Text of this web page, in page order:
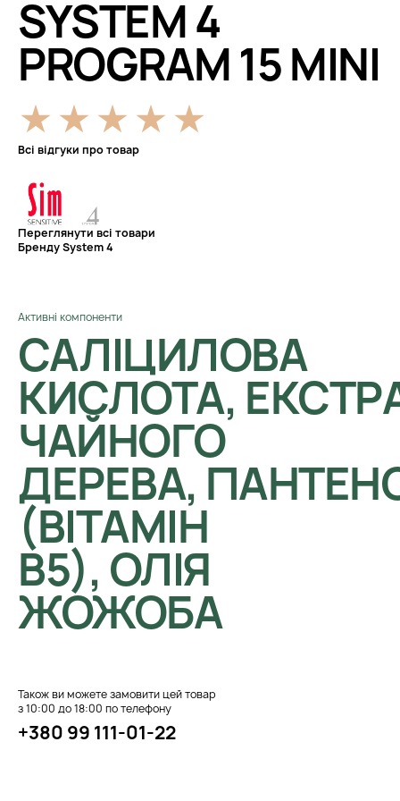
SYSTEM 4
PROGRAM 15 MINI
Всі відгуки про товар
Переглянути всі товари
Бренду System 4
Активні компоненти
САЛІЦИЛОВА
КИСЛОТА,
ЧАЙНОГО
ДЕРЕВА,
(ВІТАМІН
B5), ОЛІЯ
ЖОЖОБА
Також ви можете замовити цей товар
з 10:00 до 18:00 по телефону
+380 99 111-01-22